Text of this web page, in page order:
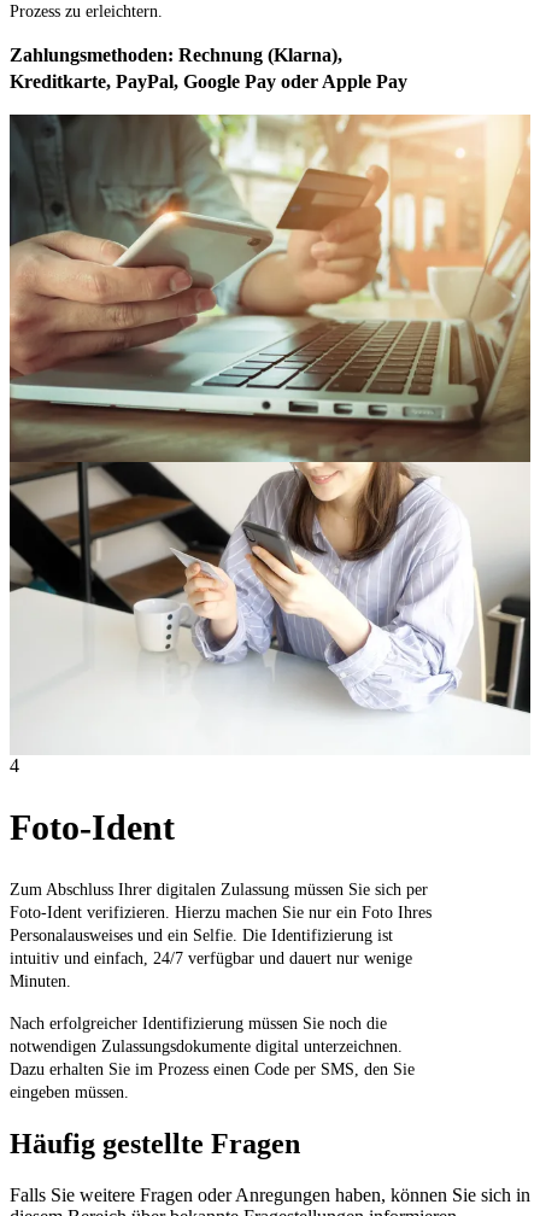
Prozess zu erleichtern.
Zahlungsmethoden: Rechnung (Klarna),
Kreditkarte, PayPal, Google Pay oder Apple Pay
4
Foto-Ident
Zum Abschluss Ihrer digitalen Zulassung müssen Sie sich per
Foto-Ident verifizieren. Hierzu machen Sie nur ein Foto Ihres
Personalausweises und ein Selfie. Die Identifizierung ist
intuitiv und einfach, 24/7 verfügbar und dauert nur wenige
Minuten.
Nach erfolgreicher Identifizierung müssen Sie noch die
notwendigen Zulassungsdokumente digital unterzeichnen.
Dazu erhalten Sie im Prozess einen Code per SMS, den Sie
eingeben müssen.
Häufig gestellte Fragen
Falls Sie weitere Fragen oder Anregungen haben, können Sie sich in